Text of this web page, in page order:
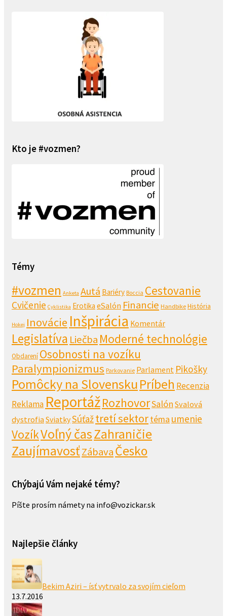
Kto je #vozmen?
Témy
#vozmen Anketa Autá Bariéry Boccia Cestovanie
Cvičenie Cyklistika Erotika eSalón Financie Handbike História
Hokej Inovácie Inšpirácia Komentár
Legislatíva Liečba Moderné technológie
Obdarení Osobnosti na vozíku
Paralympionizmus Parkovanie Parlament Pikošky
Pomôcky na SlovenskuPríbeh Recenzia
Reklama ReportážRozhovorSalón Svalová
dystrofia SviatkySúťažtretí sektortéma umenie
VozíkVoľný časZahraničie
ZaujímavosťZábavaČesko
Chýbajú Vám nejaké témy?
Píšte prosím námety na info@vozickar.sk
Najlepšie články
Bekim Aziri – ísť vytrvalo za svojím cieľom
13.7.2016